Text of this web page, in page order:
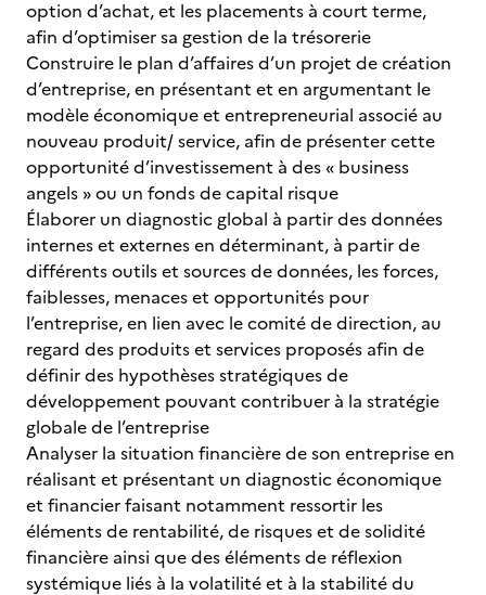
option d’achat, et les placements à court terme,
afin d’optimiser sa gestion de la trésorerie
Construire le plan d’affaires d’un projet de création
d’entreprise, en présentant et en argumentant le
modèle économique et entrepreneurial associé au
nouveau produit/ service, afin de présenter cette
opportunité d’investissement à des « business
angels » ou un fonds de capital risque
Élaborer un diagnostic global à partir des données
internes et externes en déterminant, à partir de
différents outils et sources de données, les forces,
faiblesses, menaces et opportunités pour
l’entreprise, en lien avec le comité de direction, au
regard des produits et services proposés afin de
définir des hypothèses stratégiques de
développement pouvant contribuer à la stratégie
globale de l’entreprise
Analyser la situation financière de son entreprise en
réalisant et présentant un diagnostic économique
et financier faisant notamment ressortir les
éléments de rentabilité, de risques et de solidité
financière ainsi que des éléments de réflexion
systémique liés à la volatilité et à la stabilité du